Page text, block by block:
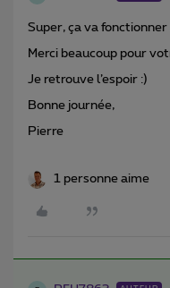
Super, ça va fonctionner
Merci beaucoup pour
Je retrouve l’espoir :)
Bonne journée,
Pierre
1 personne aime